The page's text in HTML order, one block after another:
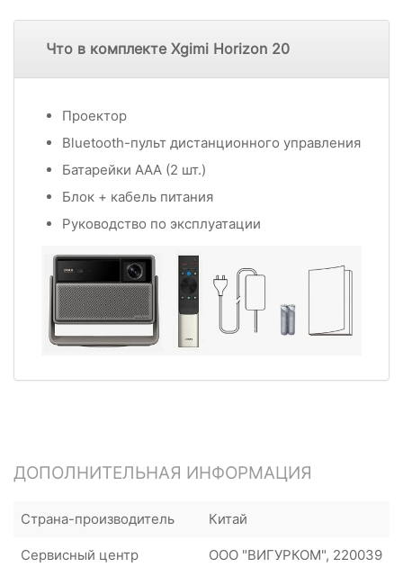
Что в комплекте Xgimi Horizon 20
Проектор
Bluetooth-пульт дистанционного управления
Батарейки ААА (2 шт.)
Блок + кабель питания
Руководство по эксплуатации
ДОПОЛНИТЕЛЬНАЯ ИНФОРМАЦИЯ
Страна-производитель Китай
Сервисный центр
ООО "ВИГУРКОМ", 220039